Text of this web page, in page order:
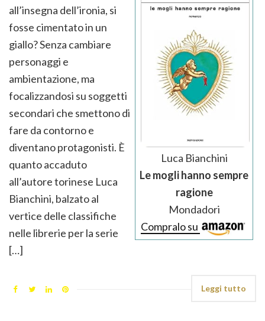
Luca Bianchini
Le mogli hanno sempre
ragione
Mondadori
Compralo su
all’insegna dell’ironia, si
fosse cimentato in un
giallo? Senza cambiare
personaggi e
ambientazione, ma
focalizzandosi su soggetti
secondari che smettono di
fare da contorno e
diventano protagonisti. È
quanto accaduto
all’autore torinese Luca
Bianchini, balzato al
vertice delle classifiche
nelle librerie per la serie
[…]
Leggi tutto